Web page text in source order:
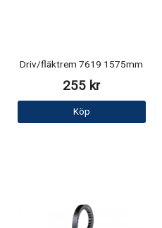
Driv/fläktrem 7619 1575mm
255 kr
Köp